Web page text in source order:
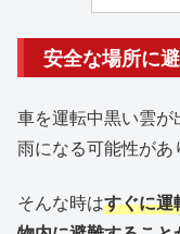
安全な場所に
車を運転中黒い雲
雨になる可能性があ
そんな時はすぐに運